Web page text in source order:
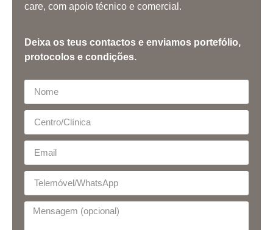
care, com apoio técnico e comercial.
Deixa os teus contactos e enviamos portefólio,
protocolos e condições.